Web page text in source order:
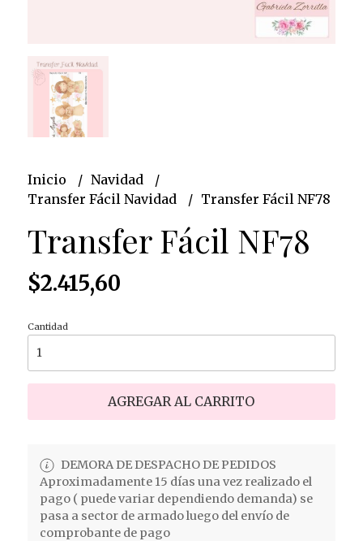
Inicio
Navidad
Transfer Fácil Navidad
Transfer Fácil NF78
Transfer Fácil NF78
$2.415,60
Cantidad
AGREGAR AL CARRITO
DEMORA DE DESPACHO DE PEDIDOS
Aproximadamente 15 días una vez realizado el
pago ( puede variar dependiendo demanda) se
pasa a sector de armado luego del envío de
comprobante de pago